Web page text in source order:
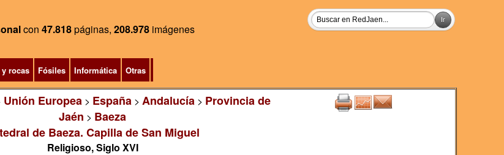
con 47.818páginas, 208.978 imágenes
rocas Fósiles Informática Otras
Unión Europea> España> Andalucía> Provincia de
Jaén > Baeza
de Baeza. Capilla de San Miguel
Religioso, Siglo XVI